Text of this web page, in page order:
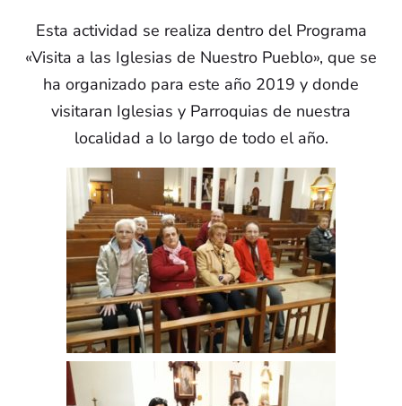
Esta actividad se realiza dentro del Programa
«Visita a las Iglesias de Nuestro Pueblo», que se
ha organizado para este año 2019 y donde
visitaran Iglesias y Parroquias de nuestra
localidad a lo largo de todo el año.